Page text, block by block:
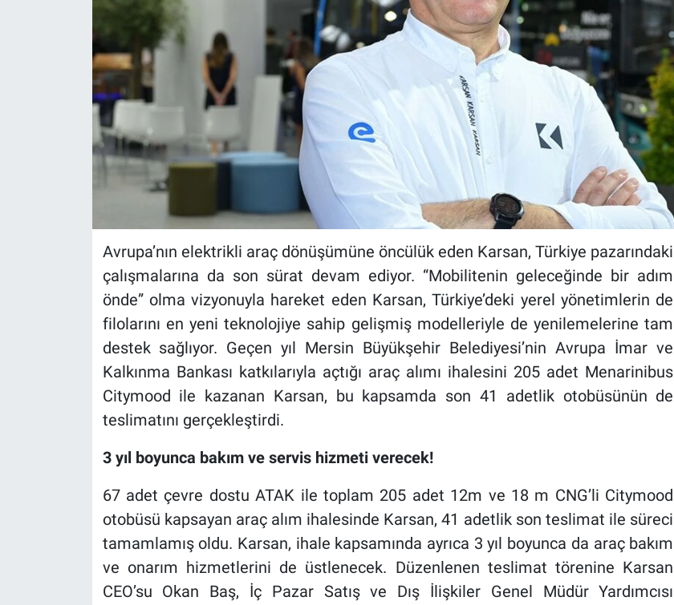
Avrupa’nın elektrikli araç dönüşümüne öncülük eden Karsan, Türkiye pazarındaki
çalışmalarına da son sürat devam ediyor. “Mobilitenin geleceğinde bir adım
önde” olma vizyonuyla hareket eden Karsan, Türkiye’deki yerel yönetimlerin de
filolarını en yeni teknolojiye sahip gelişmiş modelleriyle de yenilemelerine tam
destek sağlıyor. Geçen yıl Mersin Büyükşehir Belediyesi’nin Avrupa İmar ve
Kalkınma Bankası katkılarıyla açtığı araç alımı ihalesini 205 adet Menarinibus
Citymood ile kazanan Karsan, bu kapsamda son 41 adetlik otobüsünün de
teslimatını gerçekleştirdi.
3 yıl boyunca bakım ve servis hizmeti verecek!
67 adet çevre dostu ATAK ile toplam 205 adet 12m ve 18 m CNG’li Citymood
otobüsü kapsayan araç alım ihalesinde Karsan, 41 adetlik son teslimat ile süreci
tamamlamış oldu. Karsan, ihale kapsamında ayrıca 3 yıl boyunca da araç bakım
ve onarım hizmetlerini de üstlenecek. Düzenlenen teslimat törenine Karsan
CEO’su Okan Baş, İç Pazar Satış ve Dış İlişkiler Genel Müdür Yardımcısı